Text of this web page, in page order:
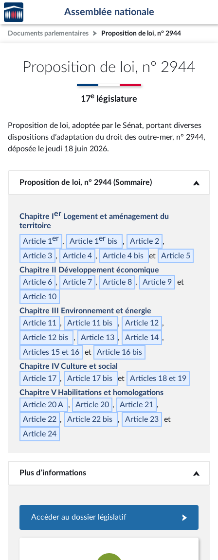
Aller au contenu
Aller en bas de la page
Accèder
à la
page
d'accueil
Assemblée nationale
Documents parlementaires Proposition de loi, n° 2944
Proposition de loi, n° 2944
17e législature
Proposition de loi, adoptée par le Sénat, portant diverses
dispositions d’adaptation du droit des outre-mer, n° 2944,
déposée le jeudi 18 juin 2026.
Proposition de loi, n° 2944 (Sommaire)
<b>Proposition de loi, n° 2944 (Sommaire)</b>
Chapitre I er Logement et aménagement du
territoire
Article 1 er Article 1 er bis
Article 2
Article 3
Article 4 Article 4 bis
Article 5
Chapitre II
Développement économique
Article 6
Article 7 Article 8
Article 9
Article 10
Chapitre III
Environnement et énergie
Article 11
Article 11 bis
Article 12
Article 12 bis Article 13
Article 14
Articles 15 et 16
Article 16 bis
Chapitre IVCulture et social
Article 17
Article 17 bis
Articles 18 et 19
Chapitre VHabilitations et homologations
Article 20 A
Article 20
Article 21
Article 22
Article 22 bis
Article 23
Article 24
Plus d’informations<b>Plus d’informations</b>
Accéder au dossier législatif